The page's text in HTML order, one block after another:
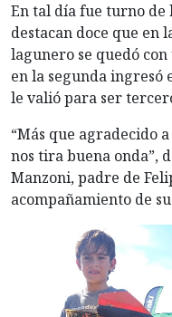
En tal día fue turno de
destacan doce que en
lagunero se quedó
en la segunda ingresó
le valió para ser
“Más que agradecido
nos tira buena onda”,
Manzoni, padre de
acompañamiento de